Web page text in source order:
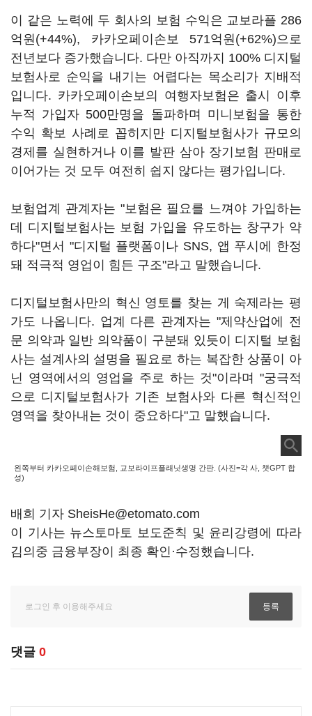
이 같은 노력에 두 회사의 보험 수익은 교보라플 286
억원(+44%), 카카오페이손보 571억원(+62%)으로
전년보다 증가했습니다. 다만 아직까지 100% 디지털
보험사로 순익을 내기는 어렵다는 목소리가 지배적
입니다. 카카오페이손보의 여행자보험은 출시 이후
누적 가입자 500만명을 돌파하며 미니보험을 통한
수익 확보 사례로 꼽히지만 디지털보험사가 규모의
경제를 실현하거나 이를 발판 삼아 장기보험 판매로
이어가는 것 모두 여전히 쉽지 않다는 평가입니다.
보험업계 관계자는 "보험은 필요를 느껴야 가입하는
데 디지털보험사는 보험 가입을 유도하는 창구가 약
하다"면서 "디지털 플랫폼이나 SNS, 앱 푸시에 한정
돼 적극적 영업이 힘든 구조"라고 말했습니다.
디지털보험사만의 혁신 영토를 찾는 게 숙제라는 평
가도 나옵니다. 업계 다른 관계자는 "제약산업에 전
문 의약과 일반 의약품이 구분돼 있듯이 디지털 보험
사는 설계사의 설명을 필요로 하는 복잡한 상품이 아
닌 영역에서의 영업을 주로 하는 것"이라며 "궁극적
으로 디지털보험사가 기존 보험사와 다른 혁신적인
영역을 찾아내는 것이 중요하다"고 말했습니다.
왼쪽부터 카카오페이손해보험, 교보라이프플래닛생명 간판. (사진=각 사, 챗GPT 합
성)
배희 기자 SheisHe@etomato.com
이 기사는 뉴스토마토 보도준칙 및 윤리강령에 따라
김의중 금융부장이 최종 확인·수정했습니다.
댓글 0